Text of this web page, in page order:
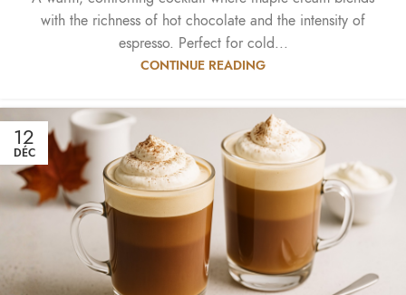
with the richness of hot chocolate and the intensity of
espresso. Perfect for cold...
CONTINUE READING
12
DÉC